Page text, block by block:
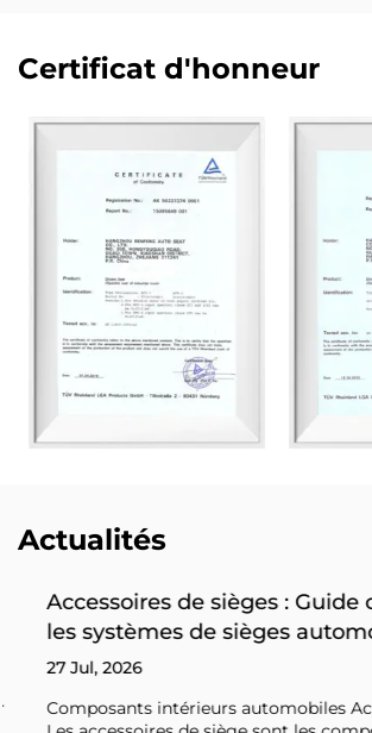
Certificat d'honneur
Actualités
Accessoires de sièges : Guide
les systèmes de sièges
27 Jul, 2026
Composants intérieurs automobiles